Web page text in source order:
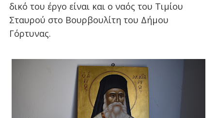
δικό του έργο είναι και ο ναός του Τιμίου
Σταυρού στο Βουρβουλίτη του Δήμου
Γόρτυνας.